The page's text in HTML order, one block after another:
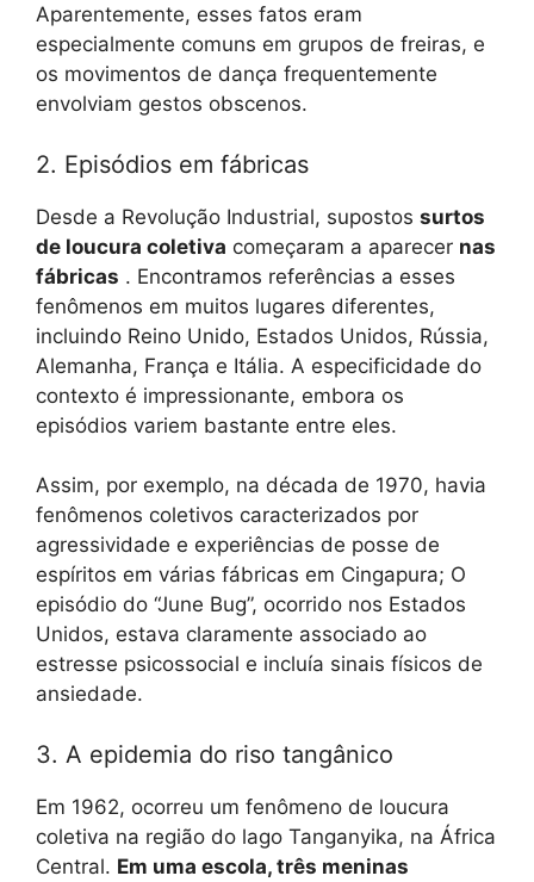
Aparentemente, esses fatos eram
especialmente comuns em grupos de freiras, e
os movimentos de dança frequentemente
envolviam gestos obscenos.
2. Episódios em fábricas
Desde a Revolução Industrial, supostos surtos
de loucura coletiva começaram a aparecer nas
fábricas . Encontramos referências a esses
fenômenos em muitos lugares diferentes,
incluindo Reino Unido, Estados Unidos, Rússia,
Alemanha, França e Itália. A especificidade do
contexto é impressionante, embora os
episódios variem bastante entre eles.
Assim, por exemplo, na década de 1970, havia
fenômenos coletivos caracterizados por
agressividade e experiências de posse de
espíritos em várias fábricas em Cingapura; O
episódio do “June Bug”, ocorrido nos Estados
Unidos, estava claramente associado ao
estresse psicossocial e incluía sinais físicos de
ansiedade.
3. A epidemia do riso tangânico
Em 1962, ocorreu um fenômeno de loucura
coletiva na região do lago Tanganyika, na África
Central. Em uma escola, três meninas